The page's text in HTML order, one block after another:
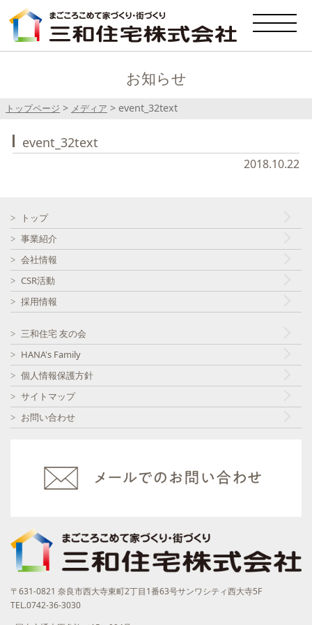
お知らせ
トップページ > メディア > event_32text
event_32text
2018.10.22
トップ
事業紹介
会社情報
CSR活動
採用情報
三和住宅 友の会
HANA's Family
個人情報保護方針
サイトマップ
お問い合わせ
〒631-0821 奈良市西大寺東町2丁目1番63号サンワシティ西大寺5F
TEL.0742-36-3030